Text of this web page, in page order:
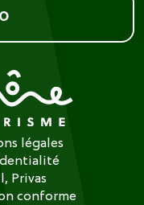
légales
Privas
conforme